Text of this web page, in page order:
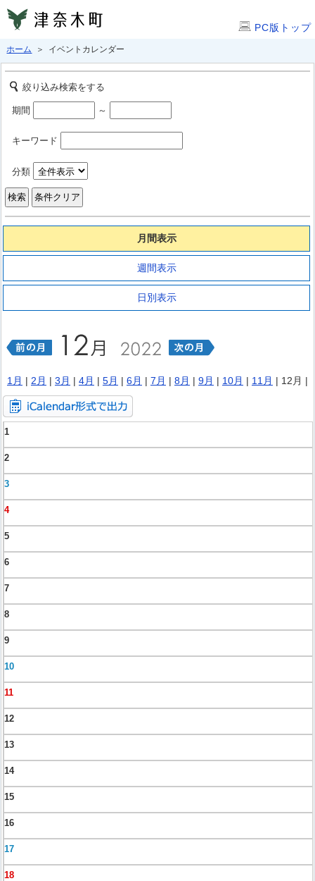
PC版トップ
ホーム ＞ イベントカレンダー
絞り込み検索をする
期間 ～
キーワード
分類
月間表示
週間表示
日別表示
1月 | 2月 | 3月 | 4月 | 5月 | 6月 | 7月 | 8月 | 9月 | 10月 | 11月 | 12月 |
1
2
3
4
5
6
7
8
9
10
11
12
13
14
15
16
17
18